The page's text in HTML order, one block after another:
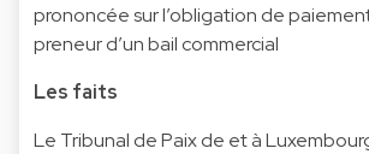
prononcée sur l’obligation de
preneur d’un bail commercial
Les faits
Le Tribunal de Paix de et à